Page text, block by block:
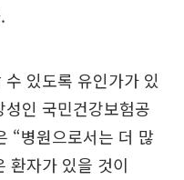
있도록 유인가가 있
인 국민건강보험공
“병원으로서는 더 많
환자가 있을 것이